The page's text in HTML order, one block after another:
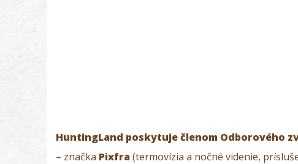
HuntingLand poskytuje členom Odborového
– značka Pixfra(termovízia a nočné videnie,